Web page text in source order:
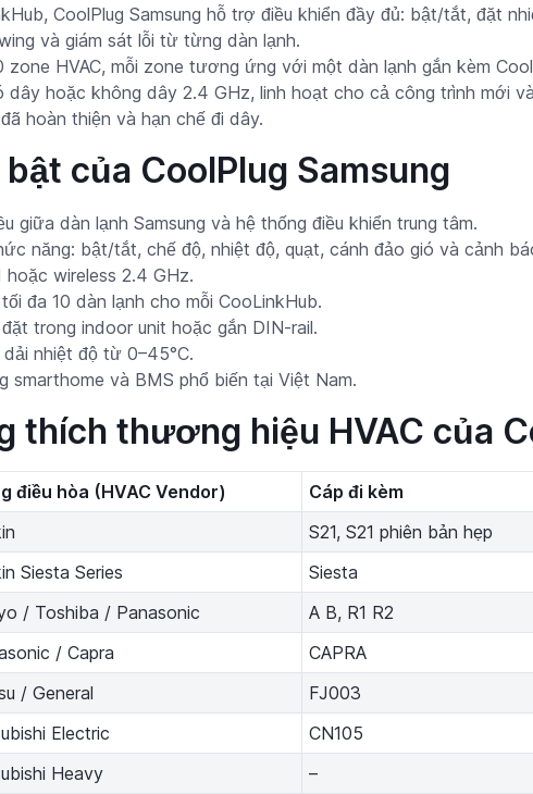
CoolPlug Samsung hỗ trợ điều khiển đầy đủ: bật/tắt, đặt
và giám sát lỗi từ từng dàn lạnh.
HVAC, mỗi zone tương ứng với một dàn lạnh gắn kèm
hoặc không dây 2.4 GHz, linh hoạt cho cả công trình mới
hoàn thiện và hạn chế đi dây.
của CoolPlug Samsung
giữa dàn lạnh Samsung và hệ thống điều khiển trung tâm.
năng: bật/tắt, chế độ, nhiệt độ, quạt, cánh đảo gió và cảnh
wireless 2.4 GHz.
đa 10 dàn lạnh cho mỗi CooLinkHub.
trong indoor unit hoặc gắn DIN-rail.
nhiệt độ từ 0–45°C.
smarthome và BMS phổ biến tại Việt Nam.
thích thương hiệu HVAC của
điều hòa (HVAC Vendor) Cáp đi kèm
S21, S21 phiên bản hẹp
Siesta Series Siesta
/ Toshiba / Panasonic A B, R1 R2
/ Capra CAPRA
/ General FJ003
Electric CN105
Heavy –